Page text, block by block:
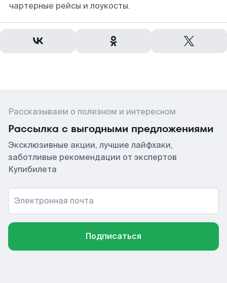
чартерные рейсы и лоукосты.
Рассказываем о полезном и интересном
Рассылка с выгодными предложениями
Эксклюзивные акции, лучшие лайфхаки,
заботливые рекомендации от экспертов
Купибилета
Электронная почта
Подписаться